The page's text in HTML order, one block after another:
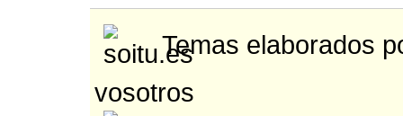
Temas elaborados
vosotros